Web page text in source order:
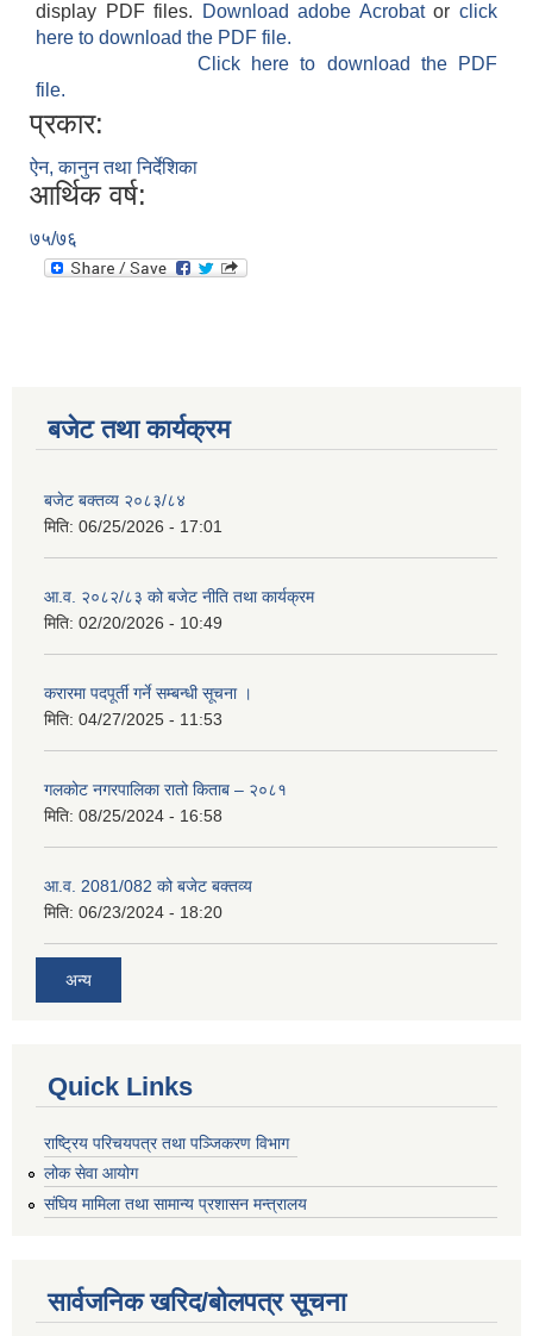
display PDF files.
Download adobe Acrobatorclick
here to download the PDF file.
Click here to download the PDF
file.
प्रकार:
ऐन, कानुन तथा निर्देशिका
आर्थिक वर्ष:
७५/७६
बजेट तथा कार्यक्रम
बजेट बक्तव्य २०८३/८४
मिति: 06/25/2026 - 17:01
आ.व. २०८२/८३ को बजेट नीति तथा कार्यक्रम
मिति: 02/20/2026 - 10:49
करारमा पदपूर्ती गर्ने सम्बन्धी सूचना ।
मिति: 04/27/2025 - 11:53
गलकोट नगरपालिका रातो किताब – २०८१
मिति: 08/25/2024 - 16:58
आ.व. 2081/082 को बजेट बक्तव्य
मिति: 06/23/2024 - 18:20
अन्य
Quick Links
राष्ट्रिय परिचयपत्र तथा पञ्जिकरण विभाग
लोक सेवा आयोग
संघिय मामिला तथा सामान्य प्रशासन मन्त्रालय
सार्वजनिक खरिद/बोलपत्र सूचना